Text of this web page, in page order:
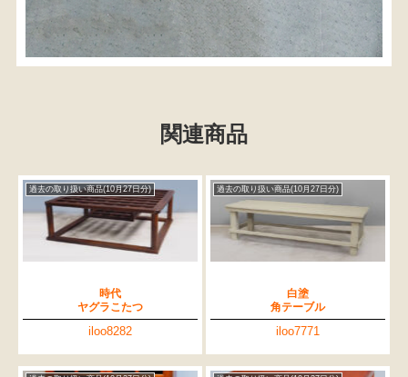
関連商品
過去の取り扱い商品(10月27日分)
時代
ヤグラこたつ
iloo8282
過去の取り扱い商品(10月27日分)
白塗
角テーブル
iloo7771